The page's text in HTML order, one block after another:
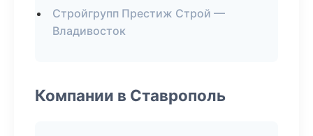
Стройгрупп Престиж Строй —
Владивосток
Компании в Ставрополь